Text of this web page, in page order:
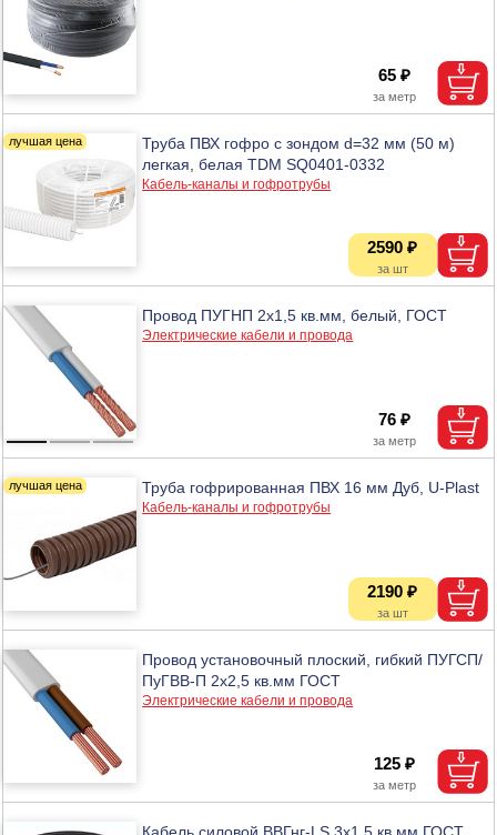
65 ₽
Труба ПВХ гофро с зондом d=32 мм (50 м)
легкая, белая TDM SQ0401-0332
Кабель-каналы и гофротрубы
2590 ₽
Провод ПУГНП 2х1,5 кв.мм, белый, ГОСТ
Электрические кабели и провода
76 ₽
Труба гофрированная ПВХ 16 мм Дуб, U-Plast
Кабель-каналы и гофротрубы
2190 ₽
Провод установочный плоский, гибкий ПУГСП/
ПуГВВ-П 2х2,5 кв.мм ГОСТ
Электрические кабели и провода
125 ₽
Кабель силовой ВВГнг-LS 3х1,5 кв.мм ГОСТ